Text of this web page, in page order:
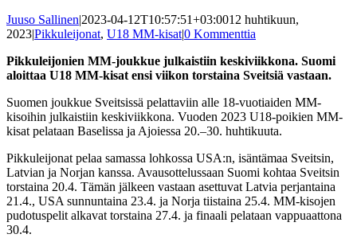
Juuso Sallinen|2023-04-12T10:57:51+03:0012 huhtikuun,
2023|Pikkuleijonat, U18 MM-kisat|0 Kommenttia
Pikkuleijonien MM-joukkue julkaistiin keskiviikkona. Suomi
aloittaa U18 MM-kisat ensi viikon torstaina Sveitsiä vastaan.
Suomen joukkue Sveitsissä pelattaviin alle 18-vuotiaiden MM-
kisoihin julkaistiin keskiviikkona. Vuoden 2023 U18-poikien MM-
kisat pelataan Baselissa ja Ajoiessa 20.–30. huhtikuuta.
Pikkuleijonat pelaa samassa lohkossa USA:n, isäntämaa Sveitsin,
Latvian ja Norjan kanssa. Avausottelussaan Suomi kohtaa Sveitsin
torstaina 20.4. Tämän jälkeen vastaan asettuvat Latvia perjantaina
21.4., USA sunnuntaina 23.4. ja Norja tiistaina 25.4. MM-kisojen
pudotuspelit alkavat torstaina 27.4. ja finaali pelataan vappuaattona
30.4.